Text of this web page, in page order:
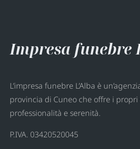
Impresa funebre
L’impresa funebre L’Alba è
provincia di Cuneo che offre i propri
professionalità e serenità.
P.IVA. 03420520045